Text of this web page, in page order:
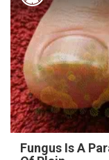
Fungus Is A